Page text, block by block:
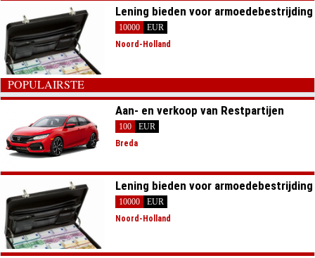
Lening bieden voor armoedebestrijding
10000
EUR
Noord-Holland
POPULAIRSTE
Aan- en verkoop van Restpartijen
100
EUR
Breda
Lening bieden voor armoedebestrijding
10000
EUR
Noord-Holland